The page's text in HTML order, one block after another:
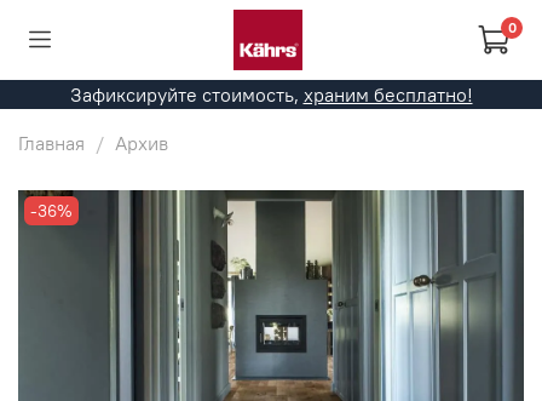
0
Зафиксируйте стоимость, храним бесплатно!
Главная
Архив
-36%